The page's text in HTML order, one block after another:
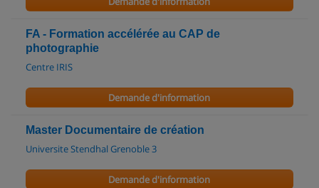
FA - Formation accélérée au CAP de
photographie
Centre IRIS
Demande d'information
Master Documentaire de création
Universite Stendhal Grenoble 3
Demande d'information